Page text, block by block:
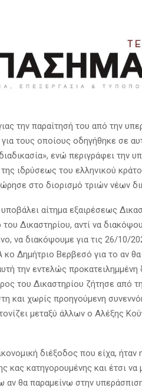
την παραίτησή του από την
τους οποίους οδηγήθηκε σε
ενώ περιγράφει την
ιδρύσεως του ελληνικού
στο διορισμό τριών νέων
αίτημα εξαιρέσεως
Δικαστηρίου, αντί να
να διακόψουμε για τις 26/10/
Δημήτριο Βερβεσό για το αν
την εντελώς προκατειλημμένη
του Δικαστηρίου ζήτησε από
και χωρίς προηγούμενη
μεταξύ άλλων ο Αλέξης
διέξοδος που είχα, ήταν
κας κατηγορουμένης και έτσι
θα παραμείνω στην